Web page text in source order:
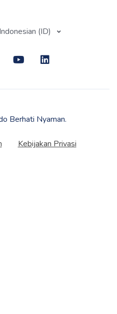
Indonesian (ID)
Berhati Nyaman.
Kebijakan Privasi